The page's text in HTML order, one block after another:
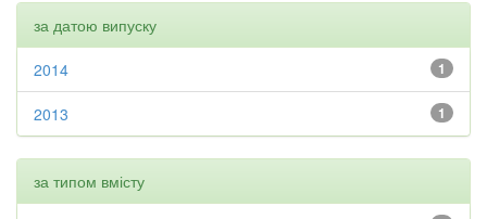
за датою випуску
1
2014
1
2013
за типом вмісту